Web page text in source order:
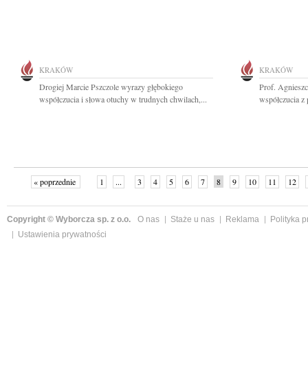
KRAKÓW
Drogiej Marcie Pszczole wyrazy głębokiego
współczucia i słowa otuchy w trudnych chwilach,...
KRAKÓW
Prof.
współczucia
« poprzednie 1 ... 3 4 5 6 7 8 9 10 11 12
Copyright © Wyborcza sp. z o.o. O nas Staże u nas Reklama
Polityka
Ustawienia prywatności